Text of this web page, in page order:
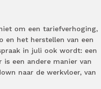
om een tariefverhoging,
en het herstellen van een
in juli ook wordt: een
een andere manier van
naar de werkvloer, van